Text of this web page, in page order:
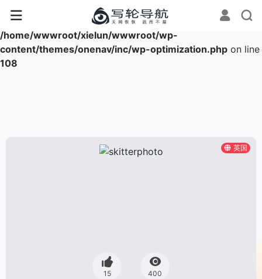
Warning
: Array to string conversion in
/home/wwwroot/xielun/wwwroot/wp-
content/themes/onenav/inc/wp-optimization.php on line
108
英国
15 400